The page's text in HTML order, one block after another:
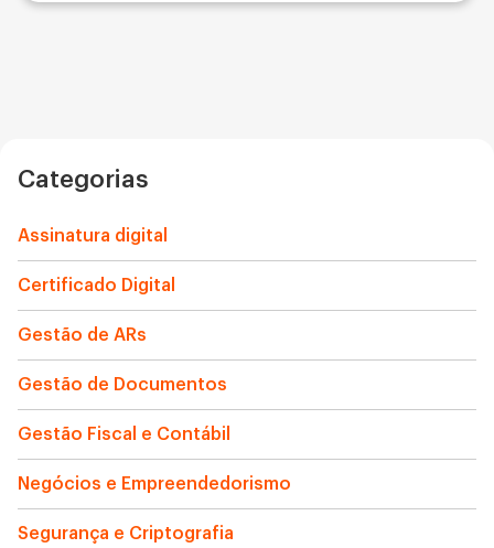
Categorias
Assinatura digital
Certificado Digital
Gestão de ARs
Gestão de Documentos
Gestão Fiscal e Contábil
Negócios e Empreendedorismo
Segurança e Criptografia